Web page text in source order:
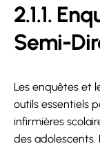
2.1.1.
Semi-
Les enquêtes et
outils essentiels
infirmières
des adolescents.